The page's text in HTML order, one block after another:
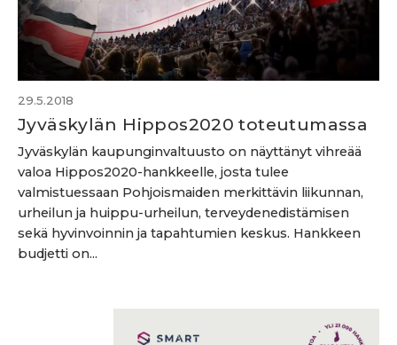
29.5.2018
Jyväskylän Hippos2020 toteutumassa
Jyväskylän kaupunginvaltuusto on näyttänyt vihreää
valoa Hippos2020-hankkeelle, josta tulee
valmistuessaan Pohjoismaiden merkittävin liikunnan,
urheilun ja huippu-urheilun, terveydenedistämisen
sekä hyvinvoinnin ja tapahtumien keskus. Hankkeen
budjetti on...